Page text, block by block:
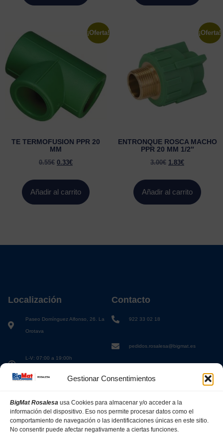
Gestionar Consentimientos
BigMat Rosalesa usa Cookies para almacenar y/o acceder a la
información del dispositivo. Eso nos permite procesar datos como el
comportamiento de navegación o las identificaciones únicas en este sitio.
No consentir puede afectar negativamente a ciertas funciones.
¡Oferta!
TE TERMOFUSION PPR 20
MM
0.55€ 0.33€
Añadir al carrito
¡Oferta!
ENTRONQUE ROSCA MACHO
PPR 20 MM 1/2″
3.00€ 1.83€
Añadir al carrito
Localización
Paseo Domínguez Alfonso, 26. La
Orotava
L-V: 07:00 a 19:00h
Contacto
922 33 02 18
pedidos.rosalesa@bigmat.es